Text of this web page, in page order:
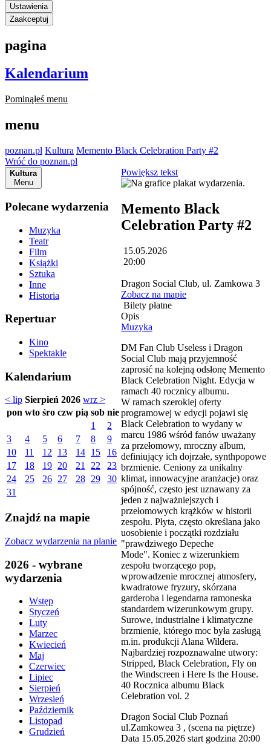
Ustawienia
Zaakceptuj
pagina
Kalendarium
Pominąłeś menu
menu
poznan.pl Kultura Memento Black Celebration Party #2
Wróć do poznan.pl
Kultura
Menu
Polecane wydarzenia
Muzyka
Teatr
Film
Książki
Sztuka
Inne
Historia
Repertuar
Kino
Spektakle
Kalendarium
< lip Sierpień 2026 wrz >
pon wto śro czw pią sob nie
1
2
3
4 5 6 7 8
9
10
11 12 13 14 15
16
17
18 19 20 21 22
23
24
25 26 27 28 29
30
31
Znajdź na mapie
Zobacz wydarzenia na planie
2026 - wybrane
wydarzenia
Wstęp
Styczeń
Luty
Marzec
Kwiecień
Maj
Czerwiec
Lipiec
Sierpień
Wrzesień
Październik
Listopad
Grudzień
Powiększ tekst
Memento Black
Celebration Party #2
15.05.2026
20:00
Dragon Social Club, ul. Zamkowa 3
Zobacz na mapie
Bilety płatne
Opis
Muzyka
DM Fan Club Useless i Dragon
Social Club mają przyjemność
zaprosić na kolejną odsłonę Memento
Black Celebration Night. Edycja w
ramach 40 rocznicy albumu.
W ramach szerokiej oferty
programowej w edycji pojawi się
Black Celebration to wydany w
marcu 1986 wśród fanów uważany
za przełomowy, mroczny album,
definiujący ich dojrzałe, synthpopowe
brzmienie. Ceniony za unikalny
klimat, innowacyjne aranżacje) oraz
spójność, często jest uznawany za
jeden z najważniejszych i
przełomowych krążków w historii
zespołu. Płyta, często określana jako
uosobienie i początki rozdziału
"prawdziwego Depeche
Mode". Koniec z wizerunkiem
zespołu tworzącego pop,
wprowadzenie mrocznej atmosfery,
kwadratowe fryzury, skórzana
garderoba i legendarna ramoneska
standardem wizerunkowym grupy.
Surowe, industrialne i klimatyczne
brzmienie, którego moc była zasługą
m.in. produkcji Alana Wildera.
Najbardziej rozpoznawalne utwory:
Stripped, Black Celebration, Fly on
the Windscreen i Here Is the House.
40 Rocznica albumu Black
Celebration vol. 2
Dragon Social Club Poznań
ul.Zamkowea 3 , (scena na piętrze)
Data 15.05.2026 start godzina 20:00